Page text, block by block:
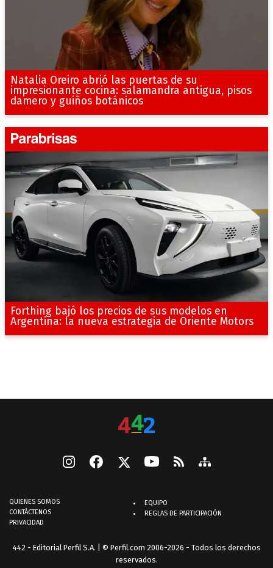
Natalia Oreiro abrió las puertas de su
impresionante cocina: salamandra antigua, pisos
damero y guiños botánicos
Forthing bajó los precios de sus modelos en
Argentina: la nueva estrategia de Oriente Motors
QUIENES SOMOS
CONTÁCTENOS
PRIVACIDAD
EQUIPO
REGLAS DE PARTICIPACIÓN
442 - Editorial Perfil S.A. | © Perfil.com 2006-2026 - Todos los derechos
reservados.